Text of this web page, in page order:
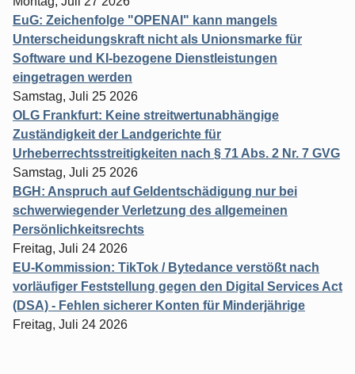
EuG: Zeichenfolge "OPENAI" kann mangels
Unterscheidungskraft nicht als Unionsmarke für
Software und KI-bezogene Dienstleistungen
eingetragen werden
Samstag, Juli 25 2026
OLG Frankfurt: Keine streitwertunabhängige
Zuständigkeit der Landgerichte für
Urheberrechtsstreitigkeiten nach § 71 Abs. 2 Nr. 7 GVG
Samstag, Juli 25 2026
BGH: Anspruch auf Geldentschädigung nur bei
schwerwiegender Verletzung des allgemeinen
Persönlichkeitsrechts
Freitag, Juli 24 2026
EU-Kommission: TikTok / Bytedance verstößt nach
vorläufiger Feststellung gegen den Digital Services Act
(DSA) - Fehlen sicherer Konten für Minderjährige
Freitag, Juli 24 2026